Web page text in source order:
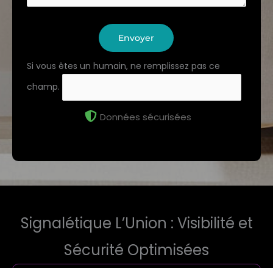
Envoyer
Si vous êtes un humain, ne remplissez pas ce
champ.
Données sécurisées
Signalétique L’Union : Visibilité et
Sécurité Optimisées